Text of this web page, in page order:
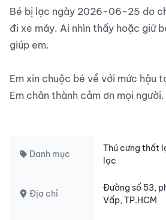
Bé bị lạc ngày 2026-06-25 do
đi xe máy. Ai nhìn thấy hoặc giữ
giúp em.
Em xin chuộc bé về với mức hậu
Em chân thành cảm ơn mọi người.
Danh mục
Thú cưng thất
lạc
Địa chỉ
Đường số 53,
Vấp, TP.HCM